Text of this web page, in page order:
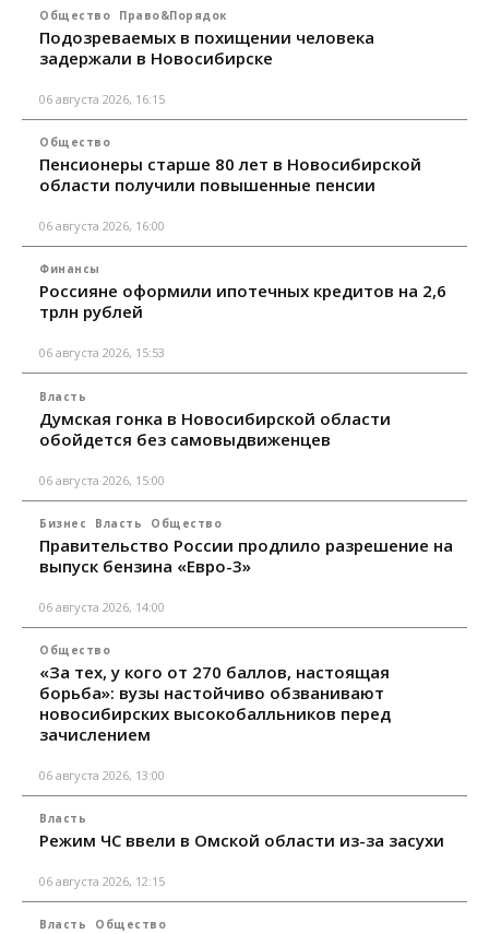
Общество Право&Порядок
Подозреваемых в похищении человека
задержали в Новосибирске
06 августа 2026, 16:15
Общество
Пенсионеры старше 80 лет в Новосибирской
области получили повышенные пенсии
06 августа 2026, 16:00
Финансы
Россияне оформили ипотечных кредитов на 2,6
трлн рублей
06 августа 2026, 15:53
Власть
Думская гонка в Новосибирской области
обойдется без самовыдвиженцев
06 августа 2026, 15:00
Бизнес Власть Общество
Правительство России продлило разрешение на
выпуск бензина «Евро-3»
06 августа 2026, 14:00
Общество
«За тех, у кого от 270 баллов, настоящая
борьба»: вузы настойчиво обзванивают
новосибирских высокобалльников перед
зачислением
06 августа 2026, 13:00
Власть
Режим ЧС ввели в Омской области из-за засухи
06 августа 2026, 12:15
Власть Общество